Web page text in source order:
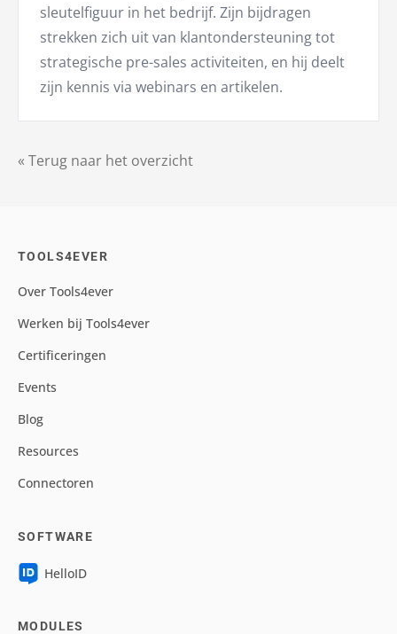
« Terug naar het overzicht
sleutelfiguur in het bedrijf. Zijn bijdragen
strekken zich uit van klantondersteuning tot
strategische pre-sales activiteiten, en hij deelt
zijn kennis via webinars en artikelen.
TOOLS4EVER
Over Tools4ever
Werken bij Tools4ever
Certificeringen
Events
Blog
Resources
Connectoren
SOFTWARE
HelloID
MODULES